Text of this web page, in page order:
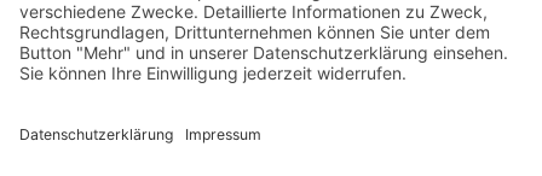
Impressum
Datenschutzerklärung
Cookie-Einstellungen